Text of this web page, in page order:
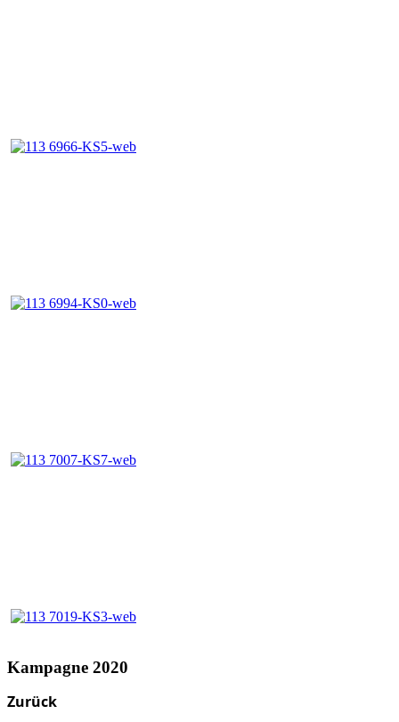
Kampagne 2020
Zurück